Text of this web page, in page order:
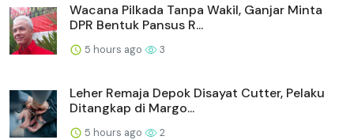
Wacana Pilkada Tanpa Wakil, Ganjar Minta
DPR Bentuk Pansus R...
5 hours ago 3
Leher Remaja Depok Disayat Cutter, Pelaku
Ditangkap di Margo...
5 hours ago 2